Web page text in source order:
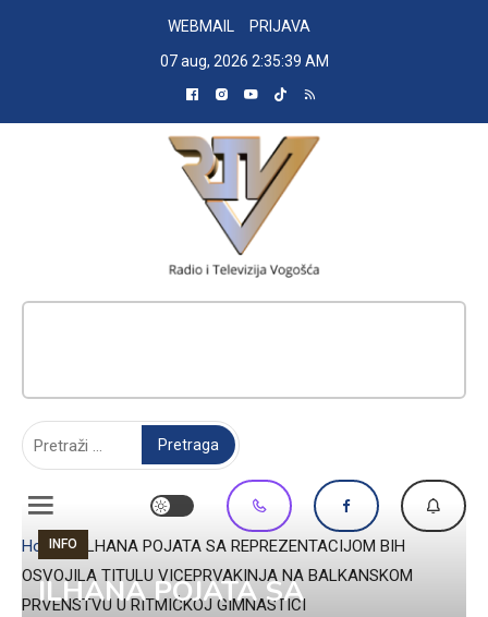
WEBMAIL
PRIJAVA
07 aug, 2026 2:35:40 AM
Home»
ILHANA POJATA SA REPREZENTACIJOM BIH
OSVOJILA TITULU VICEPRVAKINJA NA BALKANSKOM
PRVENSTVU U RITMIČKOJ GIMNASTICI
INFO
ILHANA POJATA SA